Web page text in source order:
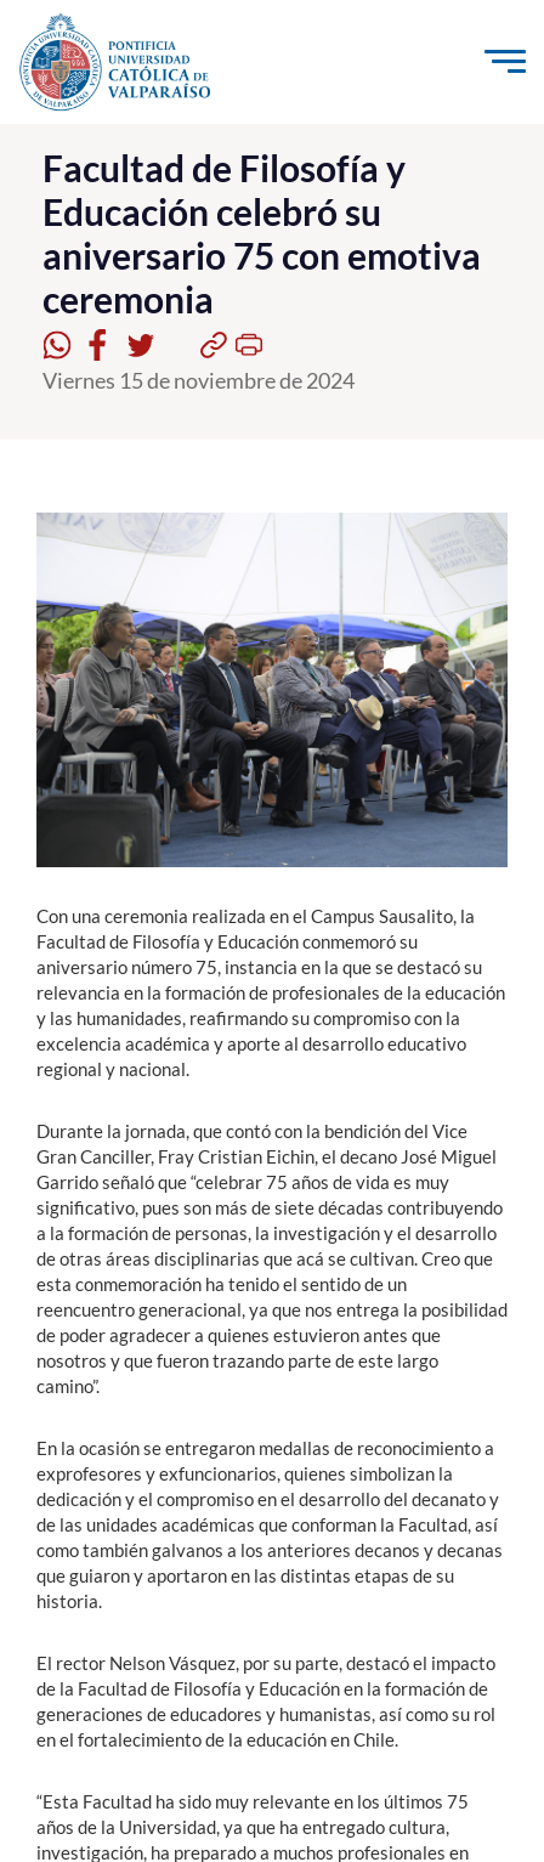
Click acá para ir directamente al contenido
La Universidad
Investigación, Creación e Innovación
PUCV Internacional
Vinculación con el Medio
Admisión
Formación Continua
Estudiantes
Académicos
Funcionarios
Alumni
Facultad de Filosofía y
Educación celebró su
aniversario 75 con emotiva
ceremonia
Viernes 15 de noviembre de 2024
Con una ceremonia realizada en el Campus Sausalito, la
Facultad de Filosofía y Educación conmemoró su
aniversario número 75, instancia en la que se destacó su
relevancia en la formación de profesionales de la educación
y las humanidades, reafirmando su compromiso con la
excelencia académica y aporte al desarrollo educativo
regional y nacional.
Durante la jornada, que contó con la bendición del Vice
Gran Canciller, Fray Cristian Eichin, el decano José Miguel
Garrido señaló que “celebrar 75 años de vida es muy
significativo, pues son más de siete décadas contribuyendo
a la formación de personas, la investigación y el desarrollo
de otras áreas disciplinarias que acá se cultivan. Creo que
esta conmemoración ha tenido el sentido de un
reencuentro generacional, ya que nos entrega la posibilidad
de poder agradecer a quienes estuvieron antes que
nosotros y que fueron trazando parte de este largo
camino”.
En la ocasión se entregaron medallas de reconocimiento a
exprofesores y exfuncionarios, quienes simbolizan la
dedicación y el compromiso en el desarrollo del decanato y
de las unidades académicas que conforman la Facultad, así
como también galvanos a los anteriores decanos y decanas
que guiaron y aportaron en las distintas etapas de su
historia.
El rector Nelson Vásquez, por su parte, destacó el impacto
de la Facultad de Filosofía y Educación en la formación de
generaciones de educadores y humanistas, así como su rol
en el fortalecimiento de la educación en Chile.
“Esta Facultad ha sido muy relevante en los últimos 75
años de la Universidad, ya que ha entregado cultura,
investigación, ha preparado a muchos profesionales en